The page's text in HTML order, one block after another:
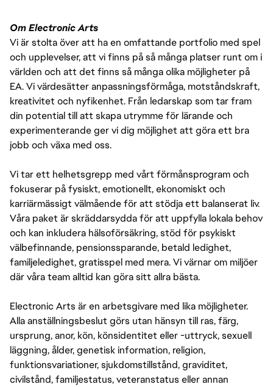
Om Electronic Arts
Vi är stolta över att ha en omfattande portfolio med spel
och upplevelser, att vi finns på så många platser runt om i
världen och att det finns så många olika möjligheter på
EA. Vi värdesätter anpassningsförmåga, motståndskraft,
kreativitet och nyfikenhet. Från ledarskap som tar fram
din potential till att skapa utrymme för lärande och
experimenterande ger vi dig möjlighet att göra ett bra
jobb och växa med oss.
Vi tar ett helhetsgrepp med vårt förmånsprogram och
fokuserar på fysiskt, emotionellt, ekonomiskt och
karriärmässigt välmående för att stödja ett balanserat liv.
Våra paket är skräddarsydda för att uppfylla lokala behov
och kan inkludera hälsoförsäkring, stöd för psykiskt
välbefinnande, pensionssparande, betald ledighet,
familjeledighet, gratisspel med mera. Vi värnar om miljöer
där våra team alltid kan göra sitt allra bästa.
Electronic Arts är en arbetsgivare med lika möjligheter.
Alla anställningsbeslut görs utan hänsyn till ras, färg,
ursprung, anor, kön, könsidentitet eller -uttryck, sexuell
läggning, ålder, genetisk information, religion,
funktionsvariationer, sjukdomstillstånd, graviditet,
civilstånd, familjestatus, veteranstatus eller annan